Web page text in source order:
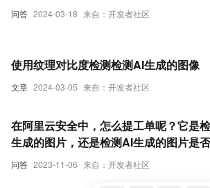
问答 2024-03-18 来自：开发者社区
文章 2024-03-05 来自：开发者社区
使用纹理对比度检测检测AI生成的图像
问答 2023-11-06 来自：开发者社区
在阿里云安全中，怎么提工单呢？它是
生成的图片，还是检测AI生成的图片是